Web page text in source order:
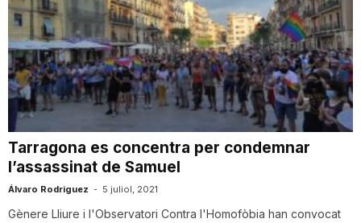
Tarragona es concentra per condemnar
l’assassinat de Samuel
Álvaro Rodriguez - 5 juliol, 2021
Gènere Lliure i l'Observatori Contra l'Homofòbia han convocat